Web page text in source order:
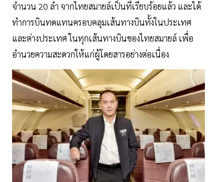
จำนวน 20 ลำ จากไทยสมายล์เป็นที่เรียบร้อยแล้ว และได้
ทำการบินทดแทนครอบคลุมเส้นทางบินทั้งในประเทศ
และต่างประเทศ ในทุกเส้นทางบินของไทยสมายล์ เพื่อ
อำนวยความสะดวกให้แก่ผู้โดยสารอย่างต่อเนื่อง